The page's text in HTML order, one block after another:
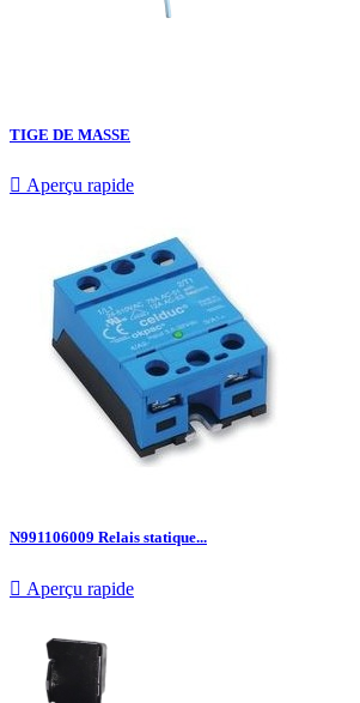
TIGE DE MASSE
 Aperçu rapide
N991106009 Relais statique...
 Aperçu rapide